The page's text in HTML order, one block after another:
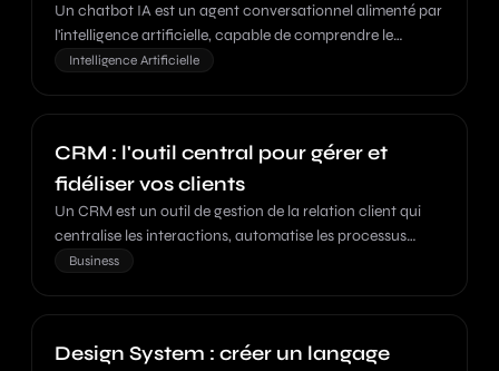
Un chatbot IA est un agent conversationnel alimenté par
l'intelligence artificielle, capable de comprendre le
langage naturel et de fournir des réponses pertinentes de
Intelligence Artificielle
CRM : l'outil central pour gérer et
fidéliser vos clients
Un CRM est un outil de gestion de la relation client qui
centralise les interactions, automatise les processus
commerciaux et améliore la fidélisation.
Business
Design System : créer un langage